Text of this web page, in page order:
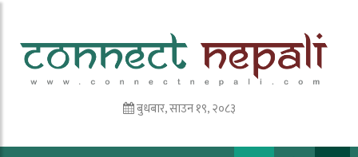
बुधबार, साउन १९, २०८३